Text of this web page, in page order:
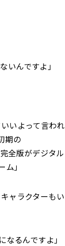
いんですよ」
いよって言われ
期の
全版がデジタル
」
ャラクターもい
るんですよ」